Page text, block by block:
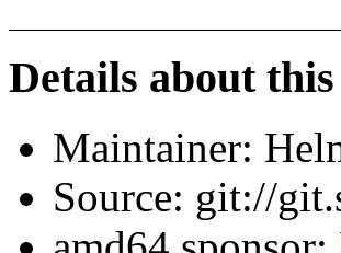
Details about
Maintainer:
Source: git://